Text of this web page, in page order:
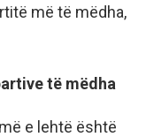
më të mëdha,
të mëdha
e lehtë është